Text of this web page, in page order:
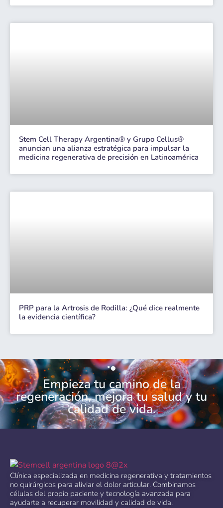
Stem Cell Therapy Argentina® y Grupo Cellus®
anuncian una alianza estratégica para impulsar la
medicina regenerativa de precisión en Latinoamérica
PRP para la Artrosis de Rodilla: ¿Qué dice realmente
la evidencia científica?
Empieza tu camino de la
regeneración, mejora tu salud y tu
calidad de vida.
Clínica especializada en medicina regenerativa y tratamientos
no quirúrgicos para aliviar el dolor articular. Combinamos
células del propio paciente y tecnología avanzada para
ayudarte a recuperar movilidad y calidad de vida.